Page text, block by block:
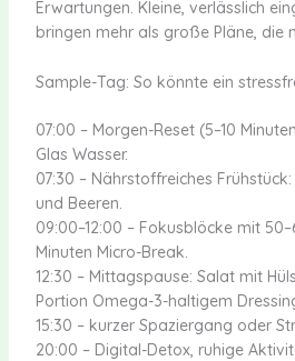
Erwartungen. Kleine, verlässlich
bringen mehr als große Pläne, die
Sample-Tag: So könnte ein
07:00 – Morgen-Reset (5–10
Glas Wasser.
07:30 – Nährstoffreiches
und Beeren.
09:00–12:00 – Fokusblöcke mit
Minuten Micro-Break.
12:30 – Mittagspause: Salat mit
Portion Omega-3-haltigem
15:30 – kurzer Spaziergang oder
20:00 – Digital-Detox, ruhige